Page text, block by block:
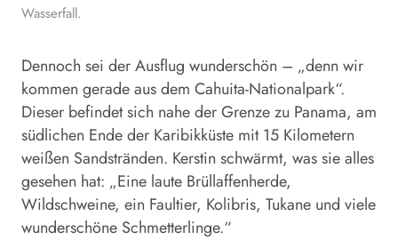
Wasserfall.
Dennoch sei der Ausflug wunderschön – „denn wir
kommen gerade aus dem Cahuita-Nationalpark“.
Dieser befindet sich nahe der Grenze zu Panama, am
südlichen Ende der Karibikküste mit 15 Kilometern
weißen Sandstränden. Kerstin schwärmt, was sie alles
gesehen hat: „Eine laute Brüllaffenherde,
Wildschweine, ein Faultier, Kolibris, Tukane und viele
wunderschöne Schmetterlinge.“